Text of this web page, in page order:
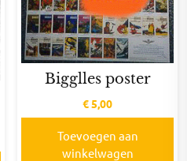
Bigglles poster
€ 5,00
Toevoegen aan
winkelwagen